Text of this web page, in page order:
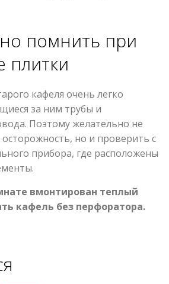
помнить при
плитки
кафеля очень легко
за ним трубы и
Поэтому желательно не
но и проверить с
прибора, где расположены
вмонтирован теплый
кафель без перфоратора.